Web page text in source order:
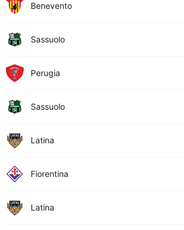
Benevento
Sassuolo
Perugia
Sassuolo
Latina
Fiorentina
Latina